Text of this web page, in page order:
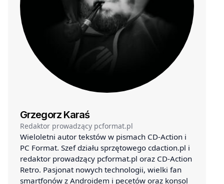
Grzegorz Karaś
Redaktor prowadzący pcformat.pl
Wieloletni autor tekstów w pismach CD-Action i
PC Format. Szef działu sprzętowego cdaction.pl i
redaktor prowadzący pcformat.pl oraz CD-Action
Retro. Pasjonat nowych technologii, wielki fan
smartfonów z Androidem i pecetów oraz konsol